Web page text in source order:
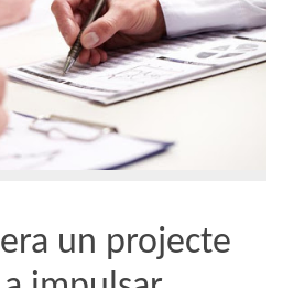
un projecte